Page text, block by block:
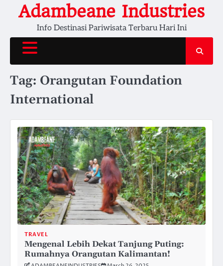
Adambeane Industries
Info Destinasi Pariwisata Terbaru Hari Ini
Tag: Orangutan Foundation
International
TRAVEL
Mengenal Lebih Dekat Tanjung Puting:
Rumahnya Orangutan Kalimantan!